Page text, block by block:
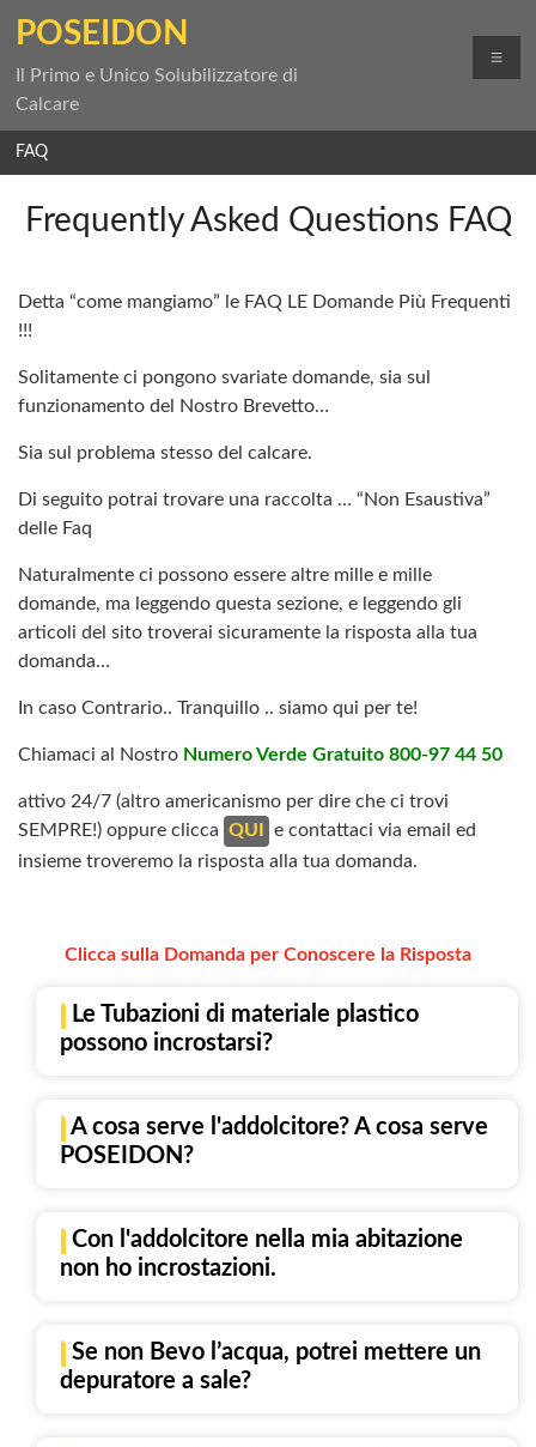
POSEIDON
Il Primo e Unico Solubilizzatore di
Calcare
FAQ
Frequently Asked Questions FAQ
Detta “come mangiamo” le FAQ LE Domande Più Frequenti
!!!
Solitamente ci pongono svariate domande, sia sul
funzionamento del Nostro Brevetto…
Sia sul problema stesso del calcare.
Di seguito potrai trovare una raccolta … “Non Esaustiva”
delle Faq
Naturalmente ci possono essere altre mille e mille
domande, ma leggendo questa sezione, e leggendo gli
articoli del sito troverai sicuramente la risposta alla tua
domanda…
In caso Contrario.. Tranquillo .. siamo qui per te!
Chiamaci al Nostro Numero Verde Gratuito 800-97 44 50
attivo 24/7 (altro americanismo per dire che ci trovi
SEMPRE!) oppure clicca QUI
e contattaci via email ed
insieme troveremo la risposta alla tua domanda.
Clicca sulla Domanda per Conoscere la Risposta
possono incrostarsi?
POSEIDON?
non ho incrostazioni.
depuratore a sale?